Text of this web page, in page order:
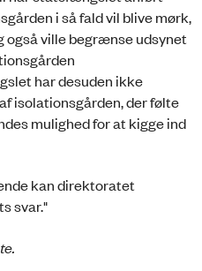
i så fald vil blive mørk,
også ville begrænse udsynet
har desuden ikke
isolationsgården, der følte
mulighed for at kigge ind
kan direktoratet
svar."